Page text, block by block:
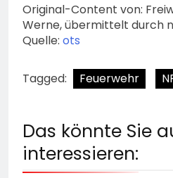
Original-Content von:
Werne, übermittelt durch
Quelle: ots
Tagged: Feuerwehr
Das könnte Sie
interessieren: